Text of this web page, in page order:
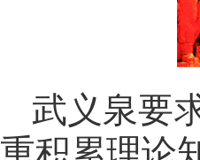
武义泉要